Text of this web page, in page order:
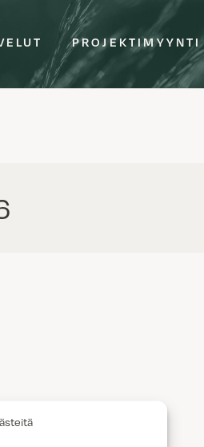
PROJEKTIMYYNTI